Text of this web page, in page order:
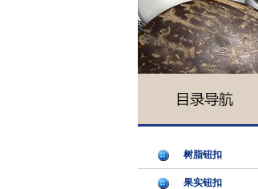
树脂钮扣
果实钮扣